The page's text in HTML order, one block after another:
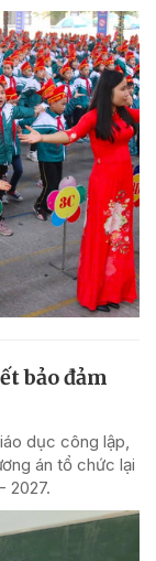
bảo đảm
dục công lập,
án tổ chức lại
2027.